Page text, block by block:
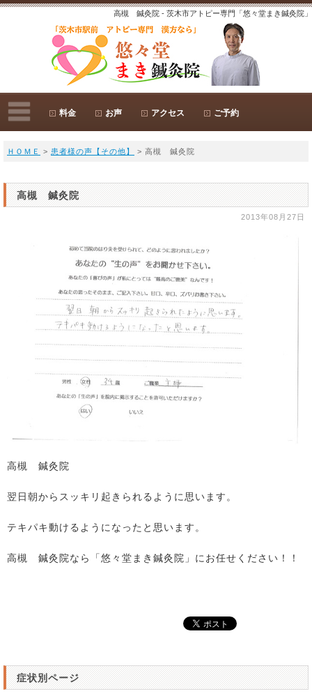
高槻 鍼灸院 - 茨木市アトピー専門「悠々堂まき鍼灸院」
料金 お声 アクセス ご予約
ＨＯＭＥ > 患者様の声【その他】 > 高槻 鍼灸院
高槻 鍼灸院
2013年08月27日
高槻 鍼灸院
翌日朝からスッキリ起きられるように思います。
テキパキ動けるようになったと思います。
高槻 鍼灸院なら「悠々堂まき鍼灸院」にお任せください！！
症状別ページ